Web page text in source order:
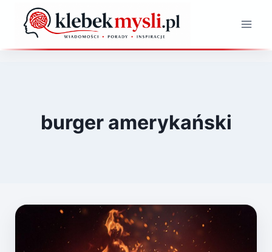
Przejdź
burger amerykański